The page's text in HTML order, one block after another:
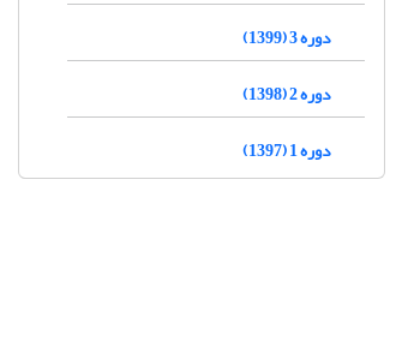
دوره 3 (1399)
دوره 2 (1398)
دوره 1 (1397)